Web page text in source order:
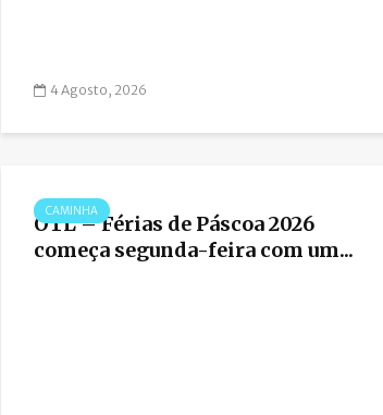
4 Agosto, 2026
CAMINHA
OTL – Férias de Páscoa 2026
começa segunda-feira com um...